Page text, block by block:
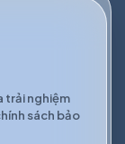
trải nghiệm
sách bảo